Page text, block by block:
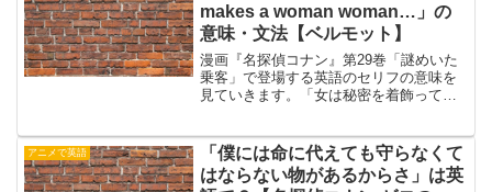
makes a woman woman…」の
意味・文法【ベルモット】
漫画『名探偵コナン』第29巻「謎めいた
乗客」で登場する英語のセリフの意味を
見ていきます。「女は秘密を着飾って美
す。It’s a big secret. I’m sorr...
アニメで英語
「僕には命に代えても守らなくて
はならない物があるからさ」は英